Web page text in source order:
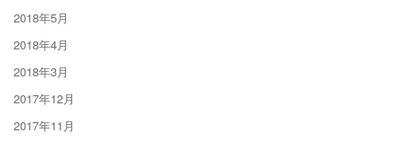
2018年5月
2018年4月
2018年3月
2017年12月
2017年11月